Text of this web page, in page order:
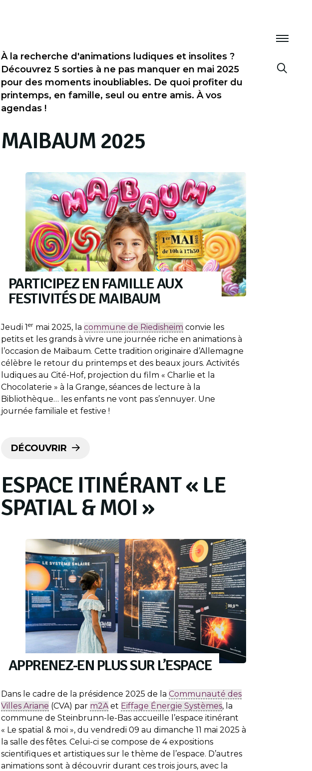
À la recherche d'animations ludiques et insolites ?
Découvrez 5 sorties à ne pas manquer en mai 2025
pour des moments inoubliables. De quoi profiter du
printemps, en famille, seul ou entre amis. À vos
agendas !
MAIBAUM 2025
PARTICIPEZ EN FAMILLE AUX
FESTIVITÉS DE MAIBAUM
Jeudi 1ermai 2025, la commune de Riedisheim convie les
petits et les grands à vivre une journée riche en animations à
l’occasion de Maibaum. Cette tradition originaire d’Allemagne
célèbre le retour du printemps et des beaux jours. Activités
ludiques au Cité-Hof, projection du film « Charlie et la
Chocolaterie » à la Grange, séances de lecture à la
Bibliothèque… les enfants ne vont pas s’ennuyer. Une
journée familiale et festive !
DÉCOUVRIR
ESPACE ITINÉRANT « LE
SPATIAL & MOI »
APPRENEZ-EN PLUS SUR L’ESPACE
Dans le cadre de la présidence 2025 de la Communauté des
Villes Ariane (CVA) par m2Aet Eiffage Énergie Systèmes, la
commune de Steinbrunn-le-Bas accueille l’espace itinérant
« Le spatial & moi », du vendredi 09 au dimanche 11 mai 2025 à
la salle des fêtes. Celui-ci se compose de 4 expositions
scientifiques et artistiques sur le thème de l’espace. D’autres
animations sont à découvrir durant ces trois jours, avec la